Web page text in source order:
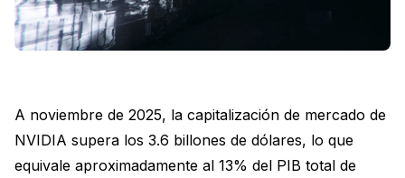
A noviembre de 2025, la capitalización de mercado de
NVIDIA supera los 3.6 billones de dólares, lo que
equivale aproximadamente al 13% del PIB total de